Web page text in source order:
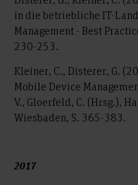
in die betriebliche IT-
Management - Best
230-253.
Kleiner, C., Disterer, G.
Mobile Device
V., Gloerfeld, C. (Hrsg.),
Wiesbaden, S. 365-383.
2017